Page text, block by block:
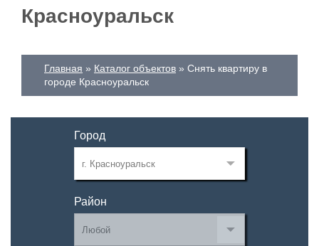
Красноуральск
Главная Каталог объектов
Снять квартиру в
городе Красноуральск
Город
Район